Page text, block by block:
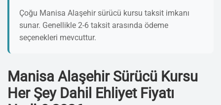
Çoğu Manisa Alaşehir sürücü kursu taksit imkanı
sunar. Genellikle 2-6 taksit arasında ödeme
seçenekleri mevcuttur.
Manisa Alaşehir Sürücü Kursu
Her Şey Dahil Ehliyet Fiyatı